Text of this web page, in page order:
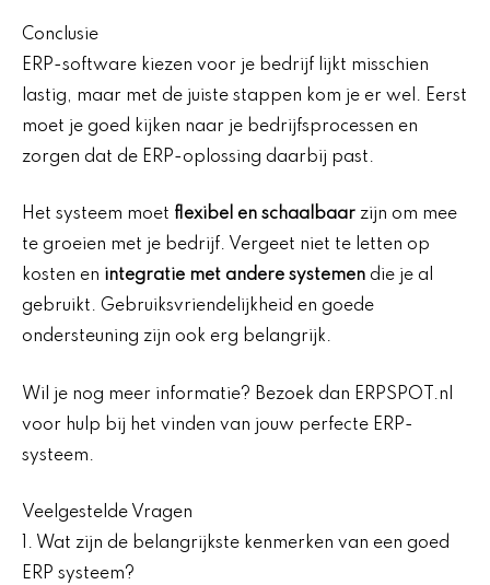
Conclusie
ERP-software kiezen voor je bedrijf lijkt misschien
lastig, maar met de juiste stappen kom je er wel. Eerst
moet je goed kijken naar je bedrijfsprocessen en
zorgen dat de ERP-oplossing daarbij past.
Het systeem moet flexibel en schaalbaar zijn om mee
te groeien met je bedrijf. Vergeet niet te letten op
kosten en integratie met andere systemen die je al
gebruikt. Gebruiksvriendelijkheid en goede
ondersteuning zijn ook erg belangrijk.
Wil je nog meer informatie? Bezoek dan ERPSPOT.nl
voor hulp bij het vinden van jouw perfecte ERP-
systeem.
Veelgestelde Vragen
1. Wat zijn de belangrijkste kenmerken van een goed
ERP systeem?